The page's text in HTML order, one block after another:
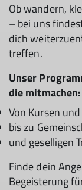
Ob wandern,
– bei uns
dich
treffen.
Unser
die mitmachen:
Von Kursen
bis zu
und geselligen
Finde dein
Begeisterung